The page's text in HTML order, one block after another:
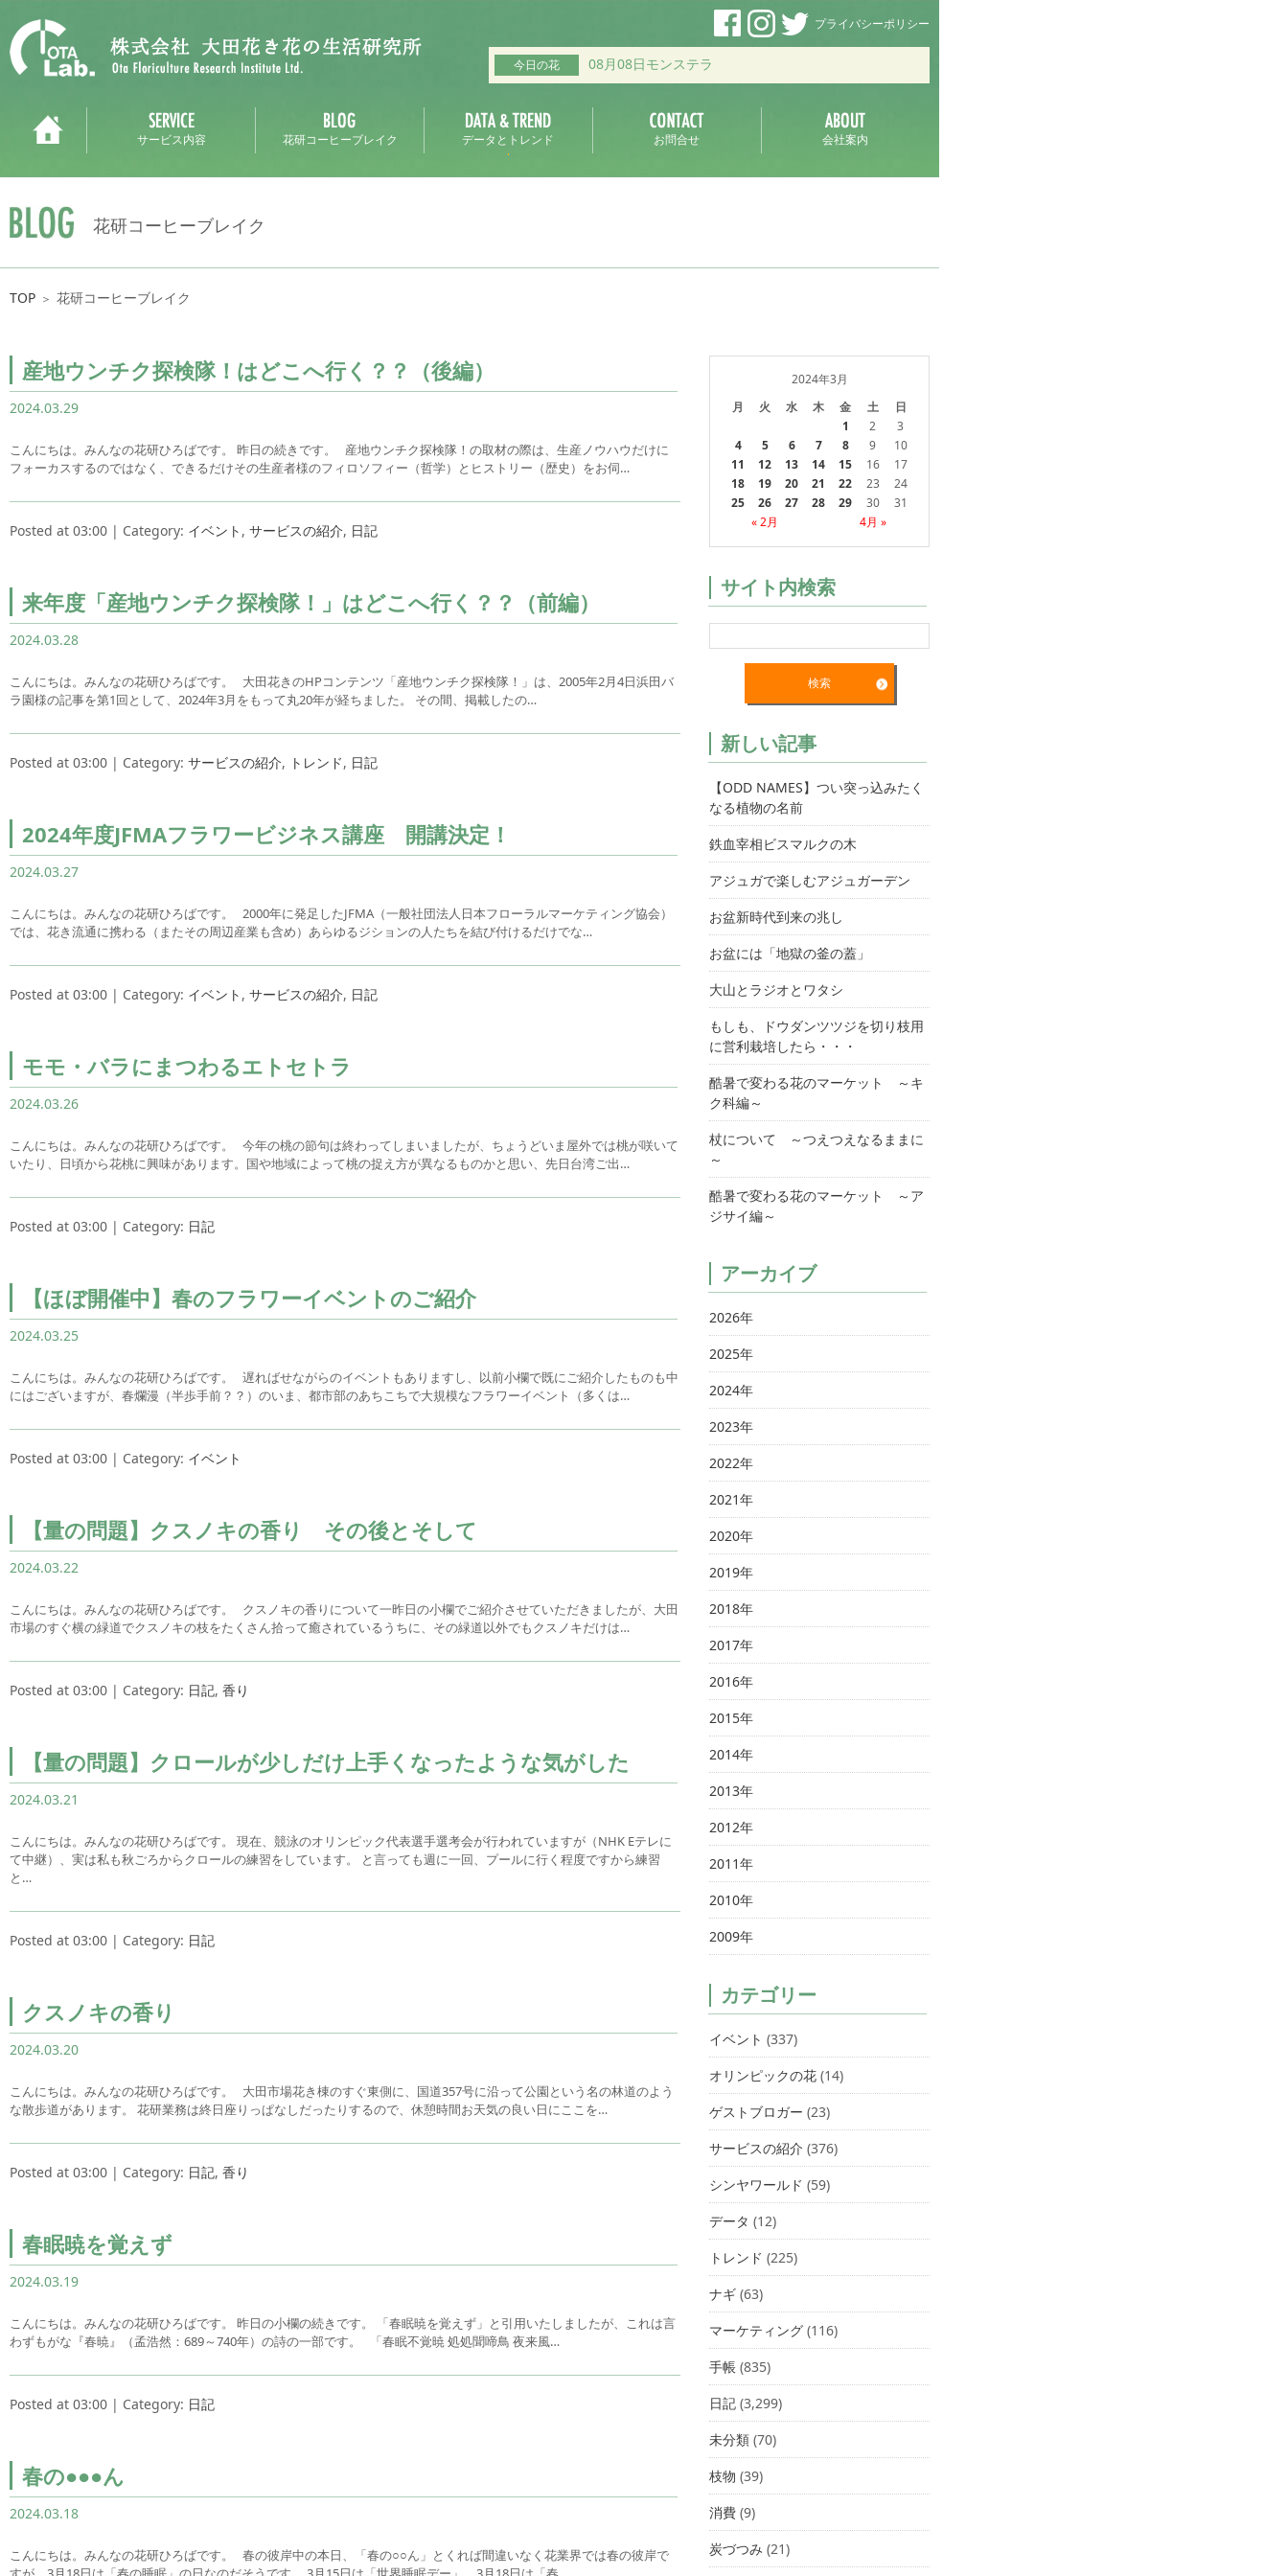
プライバシーポリシー
今日の花 08月08日モンステラ
サービス内容 花研コーヒーブレイク データとトレンド お問合せ 会社案内
花研コーヒーブレイク
TOP ＞ 花研コーヒーブレイク
産地ウンチク探検隊！はどこへ行く？？（後編）
2024.03.29
こんにちは。みんなの花研ひろばです。 昨日の続きです。 産地ウンチク探検隊！の取材の際は、生産ノウハウだけに
フォーカスするのではなく、できるだけその生産者様のフィロソフィー（哲学）とヒストリー（歴史）をお伺…
Posted at 03:00 | Category: イベント , サービスの紹介, 日記
来年度「産地ウンチク探検隊！」はどこへ行く？？（前編）
2024.03.28
こんにちは。みんなの花研ひろばです。 大田花きのHPコンテンツ「産地ウンチク探検隊！」は、2005年2月4日浜田バ
ラ園様の記事を第1回として、2024年3月をもって丸20年が経ちました。 その間、掲載したの…
Posted at 03:00 | Category: サービスの紹介, トレンド, 日記
2024年度JFMAフラワービジネス講座 開講決定！
2024.03.27
こんにちは。みんなの花研ひろばです。 2000年に発足したJFMA（一般社団法人日本フローラルマーケティング協会）
では、花き流通に携わる（またその周辺産業も含め）あらゆるジションの人たちを結び付けるだけでな…
Posted at 03:00 | Category: イベント , サービスの紹介, 日記
モモ・バラにまつわるエトセトラ
2024.03.26
こんにちは。みんなの花研ひろばです。 今年の桃の節句は終わってしまいましたが、ちょうどいま屋外では桃が咲いて
いたり、日頃から花桃に興味があります。国や地域によって桃の捉え方が異なるものかと思い、先日台湾ご出…
Posted at 03:00 | Category: 日記
【ほぼ開催中】春のフラワーイベントのご紹介
2024.03.25
こんにちは。みんなの花研ひろばです。 遅ればせながらのイベントもありますし、以前小欄で既にご紹介したものも中
にはございますが、春爛漫（半歩手前？？）のいま、都市部のあちこちで大規模なフラワーイベント（多くは…
Posted at 03:00 | Category: イベント
【量の問題】クスノキの香り その後とそして
2024.03.22
こんにちは。みんなの花研ひろばです。 クスノキの香りについて一昨日の小欄でご紹介させていただきましたが、大田
市場のすぐ横の緑道でクスノキの枝をたくさん拾って癒されているうちに、その緑道以外でもクスノキだけは…
Posted at 03:00 | Category: 日記, 香り
【量の問題】クロールが少しだけ上手くなったような気がした
2024.03.21
こんにちは。みんなの花研ひろばです。 現在、競泳のオリンピック代表選手選考会が行われていますが（NHK Eテレに
て中継）、実は私も秋ごろからクロールの練習をしています。 と言っても週に一回、プールに行く程度ですから練習
と…
Posted at 03:00 | Category: 日記
クスノキの香り
2024.03.20
こんにちは。みんなの花研ひろばです。 大田市場花き棟のすぐ東側に、国道357号に沿って公園という名の林道のよう
な散歩道があります。 花研業務は終日座りっぱなしだったりするので、休憩時間お天気の良い日にここを…
Posted at 03:00 | Category: 日記, 香り
春眠暁を覚えず
2024.03.19
こんにちは。みんなの花研ひろばです。 昨日の小欄の続きです。 「春眠暁を覚えず」と引用いたしましたが、これは言
わずもがな『春暁』（孟浩然：689～740年）の詩の一部です。 「春眠不覚暁 処処聞啼鳥 夜来風…
Posted at 03:00 | Category: 日記
春の●●●ん
2024.03.18
こんにちは。みんなの花研ひろばです。 春の彼岸中の本日、「春の○○ん」とくれば間違いなく花業界では春の彼岸で
2024年3月
月
火 水 木 金 土 日
« 2月 4月 »
1 2
3
4
5 6 7 8 9
10
11
12 13 14 15 16
17
18
19 20 21 22 23
24
25
26 27 28 29 30 31
サイト内検索
新しい記事
【ODD NAMES】つい突っ込みたく
なる植物の名前
鉄血宰相ビスマルクの木
アジュガで楽しむアジュガーデン
お盆新時代到来の兆し
お盆には「地獄の釜の蓋」
大山とラジオとワタシ
もしも、ドウダンツツジを切り枝用
に営利栽培したら・・・
酷暑で変わる花のマーケット ～キ
ク科編～
杖について ～つえつえなるままに
～
酷暑で変わる花のマーケット ～ア
ジサイ編～
アーカイブ
2026年
2025年
2024年
2023年
2022年
2021年
2020年
2019年
2018年
2017年
2016年
2015年
2014年
2013年
2012年
2011年
2010年
2009年
カテゴリー
イベント (337)
オリンピックの花 (14)
ゲストブロガー (23)
サービスの紹介 (376)
シンヤワールド (59)
データ (12)
トレンド (225)
ナギ (63)
マーケティング (116)
手帳 (835)
日記 (3,299)
未分類 (70)
枝物 (39)
消費 (9)
炭づつみ (21)